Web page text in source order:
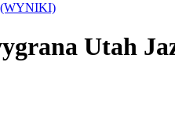
(WYNIKI)
Utah